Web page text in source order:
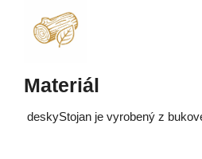
Materiál
deskyStojan je vyrobený z